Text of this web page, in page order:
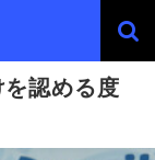
認める度